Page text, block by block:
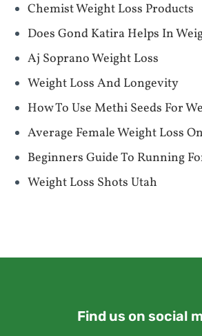
Chemist Weight Loss Products
Does Gond Katira Helps In
Aj Soprano Weight Loss
Weight Loss And Longevity
How To Use Methi Seeds For
Average Female Weight Loss
Beginners Guide To Running
Weight Loss Shots Utah
Find us on social